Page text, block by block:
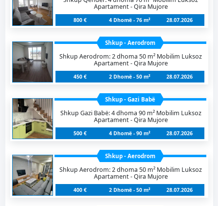
Apartament - Qira Mujore
800 € 4 Dhomë - 76 m² 28.07.2026
Shkup - Aerodrom
Shkup Aerodrom: 2 dhoma 50 m² Mobilim Luksoz
Apartament - Qira Mujore
450 € 2 Dhomë - 50 m² 28.07.2026
Shkup - Gazi Babë
Shkup Gazi Babë: 4 dhoma 90 m² Mobilim Luksoz
Apartament - Qira Mujore
500 € 4 Dhomë - 90 m² 28.07.2026
Shkup - Aerodrom
Shkup Aerodrom: 2 dhoma 50 m² Mobilim Luksoz
Apartament - Qira Mujore
400 € 2 Dhomë - 50 m² 28.07.2026